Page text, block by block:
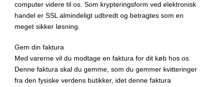
computer videre til os. Som krypteringsform ved elektronisk
handel er SSL almindeligt udbredt og betragtes som en
meget sikker løsning.
Gem din faktura
Med varerne vil du modtage en faktura for dit køb hos os.
Denne faktura skal du gemme, som du gemmer kvitteringer
fra den fysiske verdens butikker, idet denne faktura